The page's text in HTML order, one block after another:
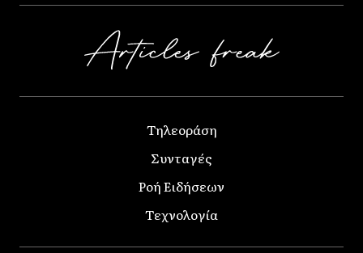
Τηλεοράση
Συνταγές
Ροή Ειδήσεων
Τεχνολογία